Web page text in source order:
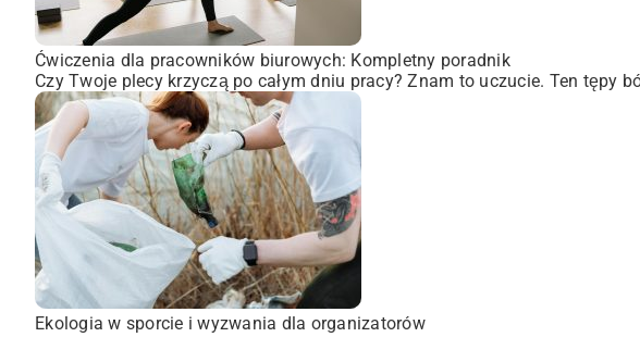
Ćwiczenia dla pracowników biurowych: Kompletny poradnik
Czy Twoje plecy krzyczą po całym dniu pracy? Znam to uczucie. Ten tępy
Ekologia w sporcie i wyzwania dla organizatorów